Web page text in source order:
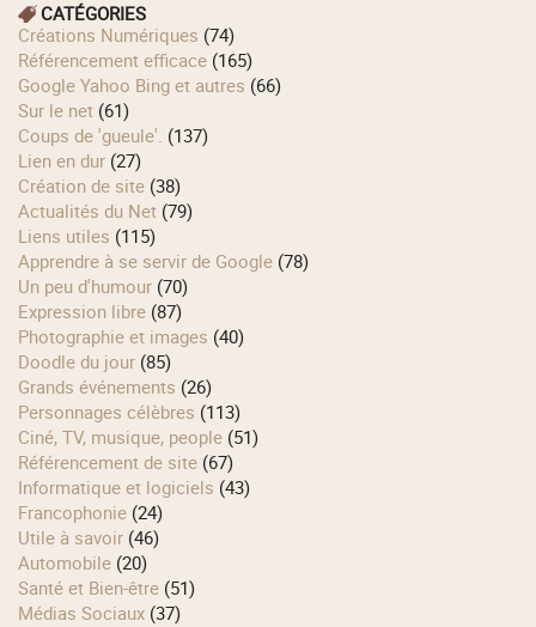
CATÉGORIES
Créations Numériques (74)
Référencement efficace (165)
Google Yahoo Bing et autres (66)
Sur le net (61)
Coups de 'gueule'. (137)
Lien en dur (27)
Création de site (38)
Actualités du Net (79)
Liens utiles (115)
Apprendre à se servir de Google (78)
Un peu d'humour (70)
Expression libre (87)
Photographie et images (40)
Doodle du jour (85)
Grands événements (26)
Personnages célèbres (113)
Ciné, TV, musique, people (51)
Référencement de site (67)
Informatique et logiciels (43)
Francophonie (24)
Utile à savoir (46)
Automobile (20)
Santé et Bien-être (51)
Médias Sociaux (37)